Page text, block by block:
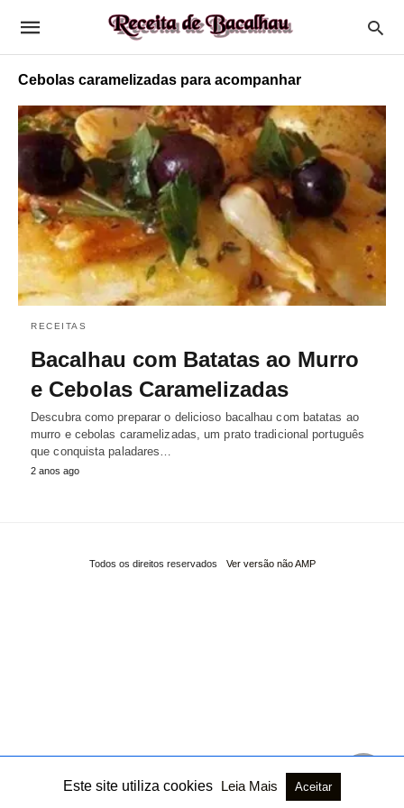
Cebolas caramelizadas para acompanhar
RECEITAS
Bacalhau com Batatas ao Murro
e Cebolas Caramelizadas
Descubra como preparar o delicioso bacalhau com batatas ao
murro e cebolas caramelizadas, um prato tradicional português
que conquista paladares…
2 anos ago
Todos os direitos reservados Ver versão não AMP
Este site utiliza cookies Leia Mais Aceitar